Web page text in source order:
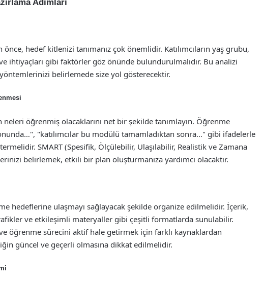
Adımları
hedef kitlenizi tanımanız çok önemlidir. Katılımcıların yaş grubu,
ihtiyaçları gibi faktörler göz önünde bulundurulmalıdır. Bu analizi
belirlemede size yol gösterecektir.
neleri öğrenmiş olacaklarını net bir şekilde tanımlayın. Öğrenme
"katılımcılar bu modülü tamamladıktan sonra…" gibi ifadelerle
SMART (Spesifik, Ölçülebilir, Ulaşılabilir, Realistik ve Zamana
belirlemek, etkili bir plan oluşturmanıza yardımcı olacaktır.
hedeflerine ulaşmayı sağlayacak şekilde organize edilmelidir. İçerik,
ve etkileşimli materyaller gibi çeşitli formatlarda sunulabilir.
ve öğrenme sürecini aktif hale getirmek için farklı kaynaklardan
güncel ve geçerli olmasına dikkat edilmelidir.